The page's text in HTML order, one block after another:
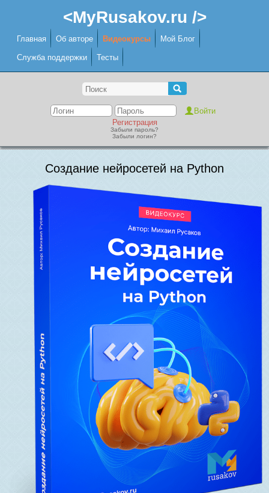
<MyRusakov.ru />
Главная Об авторе Видеокурсы Мой Блог
Служба поддержки Тесты
Регистрация
Забыли пароль?
Забыли логин?
Создание нейросетей на Python